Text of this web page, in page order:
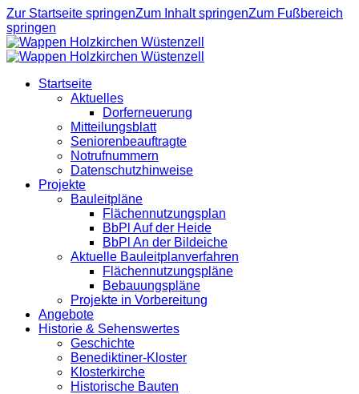
Zur Startseite springenZum Inhalt springenZum Fußbereich
springen
Startseite
Aktuelles
Dorferneuerung
Mitteilungsblatt
Seniorenbeauftragte
Notrufnummern
Datenschutzhinweise
Projekte
Bauleitpläne
Flächennutzungsplan
BbPl Auf der Heide
BbPl An der Bildeiche
Aktuelle Bauleitplanverfahren
Flächennutzungspläne
Bebauungspläne
Projekte in Vorbereitung
Angebote
Historie & Sehenswertes
Geschichte
Benediktiner-Kloster
Klosterkirche
Historische Bauten